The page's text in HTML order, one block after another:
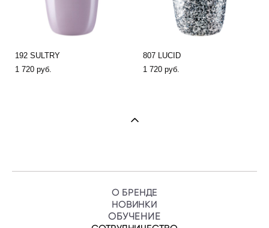
192 SULTRY
1 720 pуб.
807 LUCID
1 720 pуб.
О БРЕНДЕ
НОВИНКИ
ОБУЧЕНИЕ